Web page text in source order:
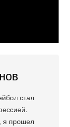
стал
я прошел